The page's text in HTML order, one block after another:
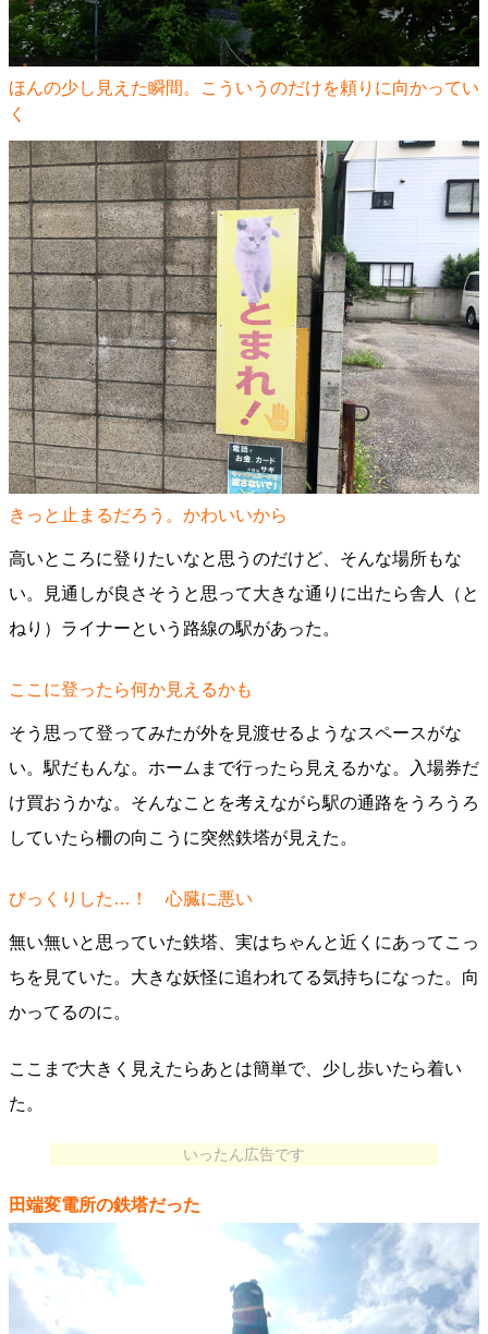
ほんの少し見えた瞬間。こういうのだけを頼りに向かってい
く
きっと止まるだろう。かわいいから
高いところに登りたいなと思うのだけど、そんな場所もな
い。見通しが良さそうと思って大きな通りに出たら舎人（と
ねり）ライナーという路線の駅があった。
ここに登ったら何か見えるかも
そう思って登ってみたが外を見渡せるようなスペースがな
い。駅だもんな。ホームまで行ったら見えるかな。入場券だ
け買おうかな。そんなことを考えながら駅の通路をうろうろ
していたら柵の向こうに突然鉄塔が見えた。
びっくりした…！ 心臓に悪い
無い無いと思っていた鉄塔、実はちゃんと近くにあってこっ
ちを見ていた。大きな妖怪に追われてる気持ちになった。向
かってるのに。
ここまで大きく見えたらあとは簡単で、少し歩いたら着い
た。
いったん広告です
田端変電所の鉄塔だった